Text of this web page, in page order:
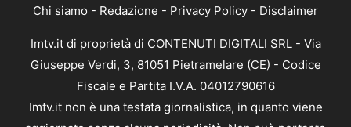
Chi siamo - Redazione - Privacy Policy - Disclaimer
Imtv.it di proprietà di CONTENUTI DIGITALI SRL - Via
Giuseppe Verdi, 3, 81051 Pietramelare (CE) - Codice
Fiscale e Partita I.V.A. 04012790616
Imtv.it non è una testata giornalistica, in quanto viene